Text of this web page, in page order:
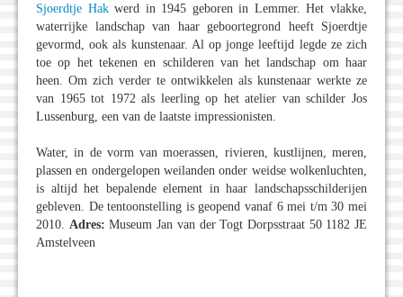
Sjoerdtje Hakwerd in 1945 geboren in Lemmer. Het vlakke,
waterrijke landschap van haar geboortegrond heeft Sjoerdtje
gevormd, ook als kunstenaar. Al op jonge leeftijd legde ze zich
toe op het tekenen en schilderen van het landschap om haar
heen. Om zich verder te ontwikkelen als kunstenaar werkte ze
van 1965 tot 1972 als leerling op het atelier van schilder Jos
Lussenburg, een van de laatste impressionisten.
Water, in de vorm van moerassen, rivieren, kustlijnen, meren,
plassen en ondergelopen weilanden onder weidse wolkenluchten,
is altijd het bepalende element in haar landschapsschilderijen
gebleven. De tentoonstelling is geopend vanaf 6 mei t/m 30 mei
2010. Adres: Museum Jan van der Togt Dorpsstraat 50 1182 JE
Amstelveen